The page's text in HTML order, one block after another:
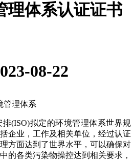
理体系认证证书
08-22
管理体系
排(ISO)拟定的环境管理体系世界规
企业，工作及相关单位，经过认证
方面达到了世界水平，可以确保对
的各类污染物操控达到相关要求，